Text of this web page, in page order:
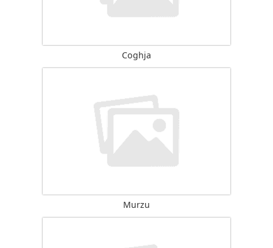
Coghja
Murzu